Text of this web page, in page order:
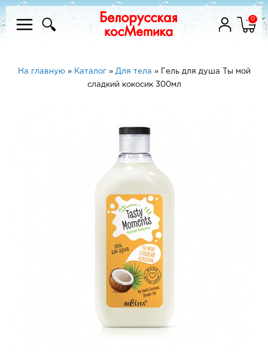
0
На главную» Каталог» Для тела »
Гель для душа Ты мой
сладкий кокосик 300мл